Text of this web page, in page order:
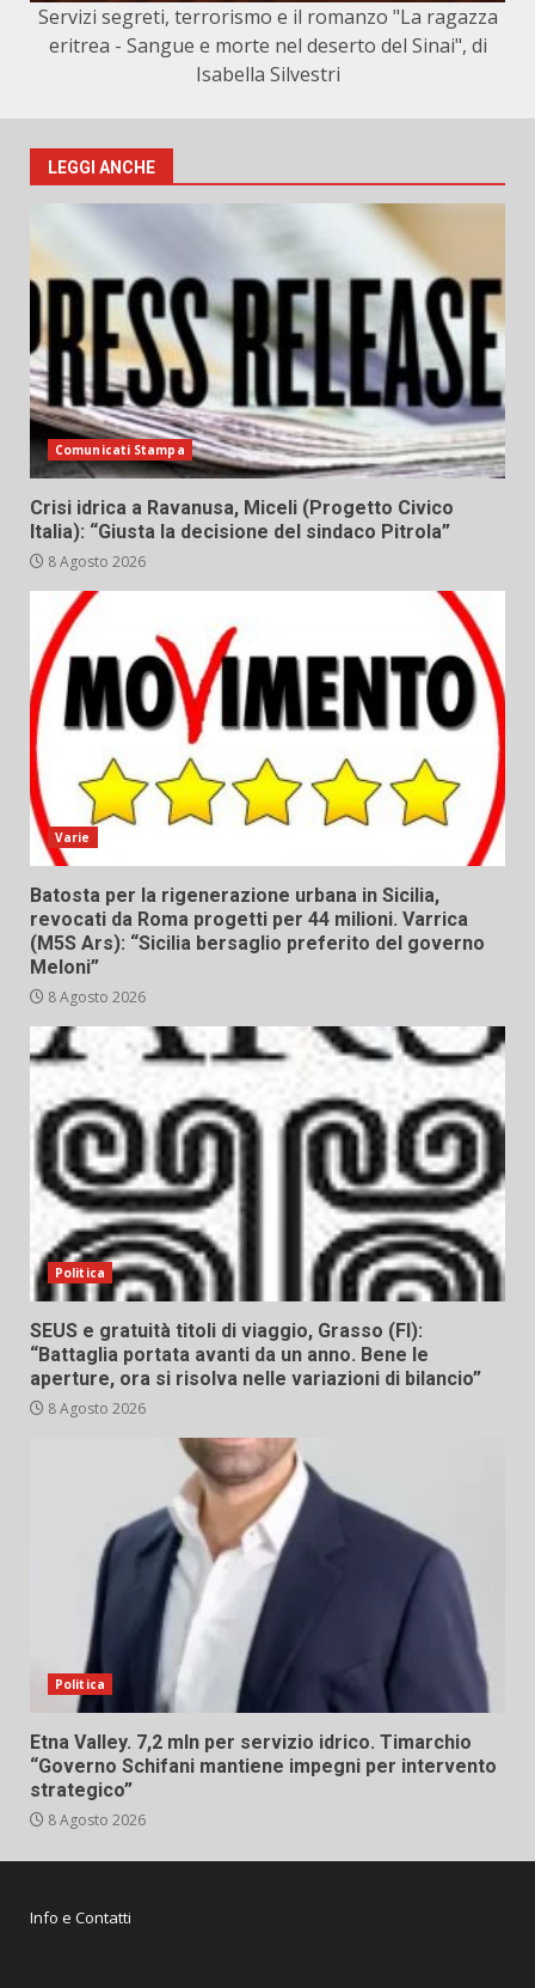
Servizi segreti, terrorismo e il romanzo "La ragazza
eritrea - Sangue e morte nel deserto del Sinai", di
Isabella Silvestri
LEGGI ANCHE
Comunicati Stampa
Crisi idrica a Ravanusa, Miceli (Progetto Civico
Italia): “Giusta la decisione del sindaco Pitrola”
8 Agosto 2026
Varie
Batosta per la rigenerazione urbana in Sicilia,
revocati da Roma progetti per 44 milioni. Varrica
(M5S Ars): “Sicilia bersaglio preferito del governo
Meloni”
8 Agosto 2026
Politica
SEUS e gratuità titoli di viaggio, Grasso (FI):
“Battaglia portata avanti da un anno. Bene le
aperture, ora si risolva nelle variazioni di bilancio”
8 Agosto 2026
Politica
Etna Valley. 7,2 mln per servizio idrico. Timarchio
“Governo Schifani mantiene impegni per intervento
strategico”
8 Agosto 2026
Info e Contatti